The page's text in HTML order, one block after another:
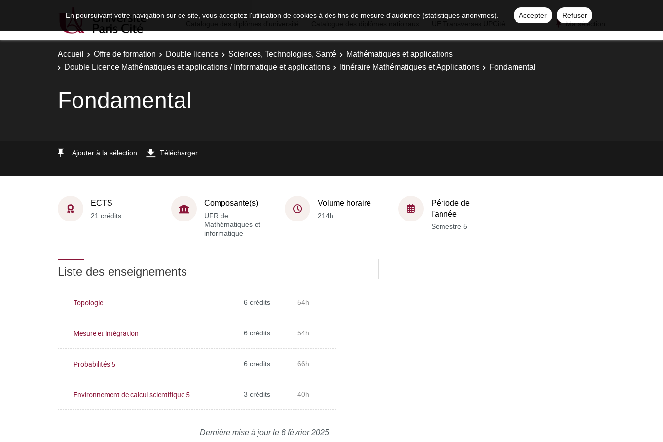
En poursuivant votre navigation sur ce site, vous acceptez l'utilisation de cookies à des fins de mesure d'audience (statistiques anonymes). Accepter
Refuser
Ma sélection
Accueil Offre de formation Double licence Sciences, Technologies, Santé
Mathématiques et applications
Double Licence Mathématiques et applications / Informatique et applications
Itinéraire Mathématiques et Applications Fondamental
Fondamental
Ajouter à la sélection Télécharger
ECTS
21 crédits
Composante(s)
UFR de
Mathématiques et
informatique
Volume horaire
214h
Période de
l'année
Semestre 5
Liste des enseignements
Topologie 6 crédits 54h
Mesure et intégration 6 crédits 54h
Probabilités 5 6 crédits 66h
Environnement de calcul scientifique 5 3 crédits 40h
Dernière mise à jour le 6 février 2025